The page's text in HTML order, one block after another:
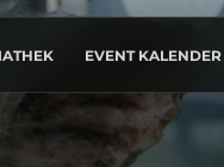
EVENT KALENDER